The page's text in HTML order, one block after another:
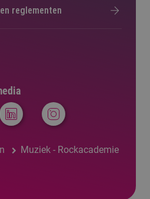
Muziek - Rockacademie
reglementen